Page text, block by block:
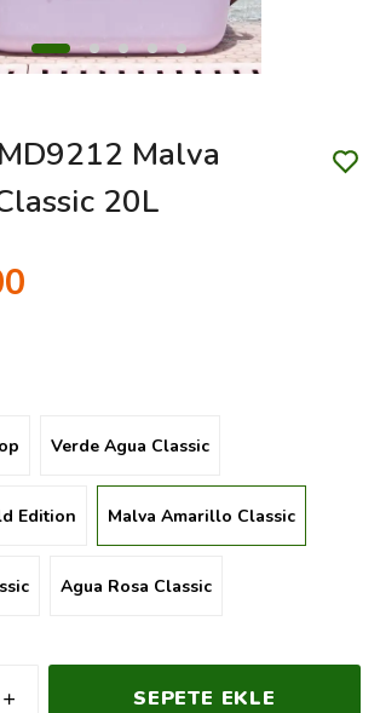
Malva
20L
Verde Agua Classic
Edition Malva Amarillo Classic
Agua Rosa Classic
SEPETE EKLE